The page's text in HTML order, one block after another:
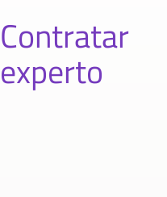
Contratar
experto